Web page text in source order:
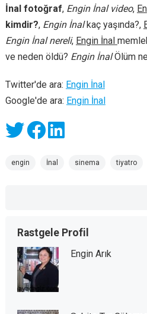
İnal fotoğraf, Engin İnal video,
kimdir?, Engin İnalkaç yaşında?,
Engin İnal nereli, Engin İnal
ve neden öldü? Engin İnalÖlüm
Twitter'de ara: Engin İnal
Google'de ara: Engin İnal
engin İnal sinema tiyatro
Rastgele Profil
Engin Arık